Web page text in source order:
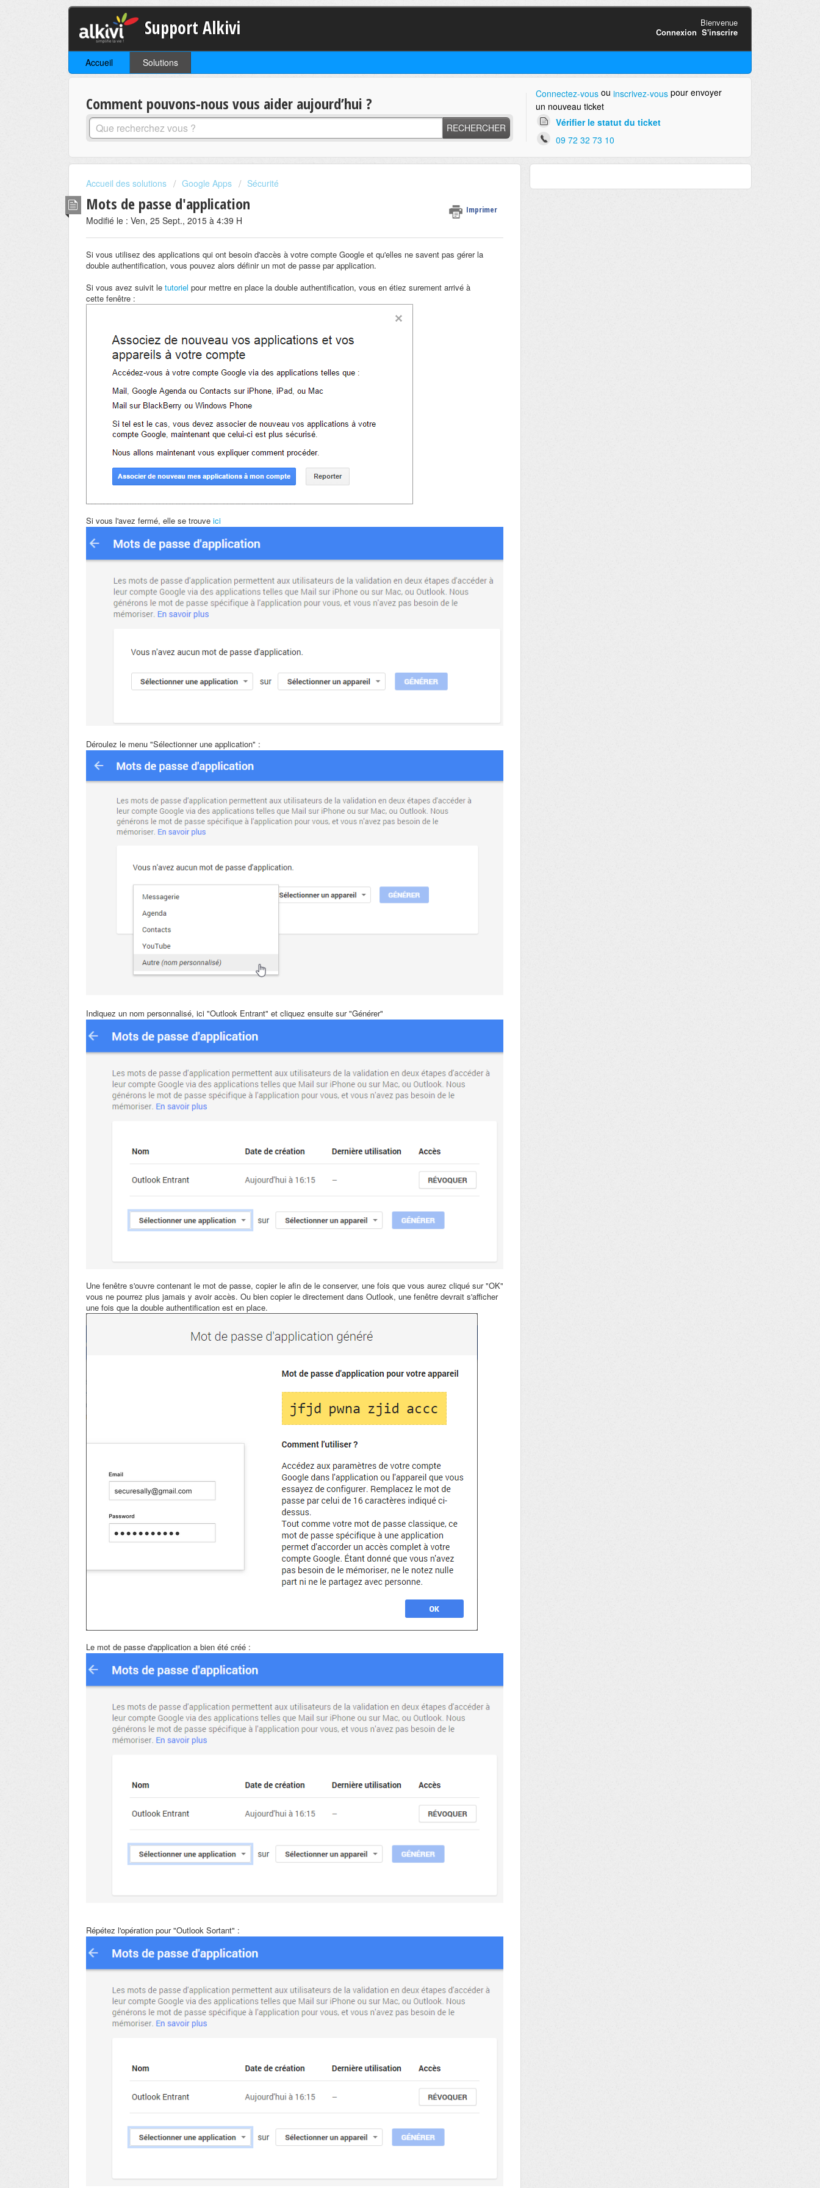
Support Alkivi
Bienvenue
Connexion S'inscrire
Accueil Solutions
Comment pouvons-nous vous aider aujourd’hui ?
RECHERCHER
Connectez-vousou inscrivez-vouspour envoyer
un nouveau ticket
Vérifier le statut du ticket
09 72 32 73 10
Accueil des solutions Google Apps Sécurité
Mots de passe d'application Imprimer
Modifié le : Ven, 25 Sept., 2015 à 4:39 H
Si vous utilisez des applications qui ont besoin d'accès à votre compte Google et qu'elles ne savent pas gérer la
double authentification, vous pouvez alors définir un mot de passe par application.
Si vous avez suivit le tutoriel pour mettre en place la double authentification, vous en étiez surement arrivé à
cette fenêtre :
Si vous l'avez fermé, elle se trouve ici
Déroulez le menu "Sélectionner une application" :
Indiquez un nom personnalisé, ici "Outlook Entrant" et cliquez ensuite sur "Générer"
Une fenêtre s'ouvre contenant le mot de passe, copier le afin de le conserver, une fois que vous aurez cliqué sur "OK"
vous ne pourrez plus jamais y avoir accès. Ou bien copier le directement dans Outlook, une fenêtre devrait s'afficher
une fois que la double authentification est en place.
Le mot de passe d'application a bien été créé :
Répétez l'opération pour "Outlook Sortant" :